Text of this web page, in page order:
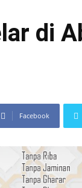
di
Facebook